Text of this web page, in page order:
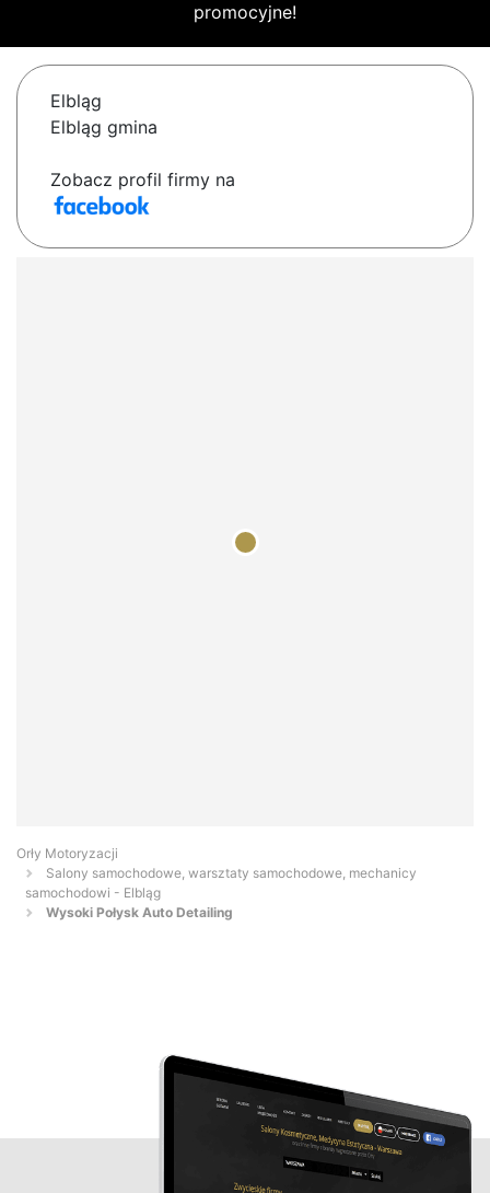
promocyjne!
Elbląg
Elbląg gmina
Zobacz profil firmy na
Orły Motoryzacji
Salony samochodowe, warsztaty samochodowe, mechanicy
samochodowi - Elbląg
Wysoki Połysk Auto Detailing